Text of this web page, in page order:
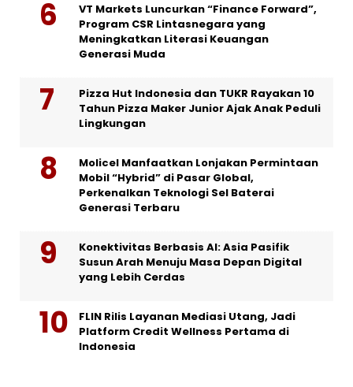
VT Markets Luncurkan “Finance Forward”,
Program CSR Lintasnegara yang
Meningkatkan Literasi Keuangan
Generasi Muda
Pizza Hut Indonesia dan TUKR Rayakan 10
Tahun Pizza Maker Junior Ajak Anak Peduli
Lingkungan
Molicel Manfaatkan Lonjakan Permintaan
Mobil “Hybrid” di Pasar Global,
Perkenalkan Teknologi Sel Baterai
Generasi Terbaru
Konektivitas Berbasis AI: Asia Pasifik
Susun Arah Menuju Masa Depan Digital
yang Lebih Cerdas
FLIN Rilis Layanan Mediasi Utang, Jadi
Platform Credit Wellness Pertama di
Indonesia